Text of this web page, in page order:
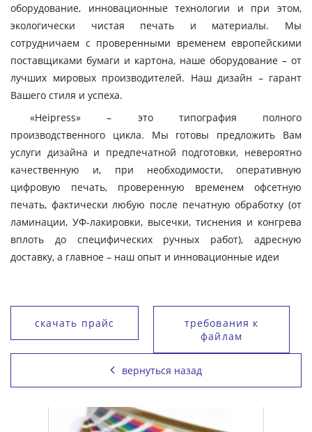
оборудование, инновационные технологии и при этом,
экологически чистая печать и материалы. Мы
сотрудничаем с проверенными временем европейскими
поставщиками бумаги и картона, наше оборудование – от
лучших мировых производителей. Наш дизайн – гарант
Вашего стиля и успеха.
«Heipress» – это типография полного
производственного цикла. Мы готовы предложить Вам
услуги дизайна и предпечатной подготовки, невероятно
качественную и, при необходимости, оперативную
цифровую печать, проверенную временем офсетную
печать, фактически любую после печатную обработку (от
ламинации, УФ-лакировки, высечки, тиснения и конгрева
вплоть до специфических ручных работ), адресную
доставку, а главное – наш опыт и инновационные идеи
скачать прайс
требования к
файлам
вернуться назад